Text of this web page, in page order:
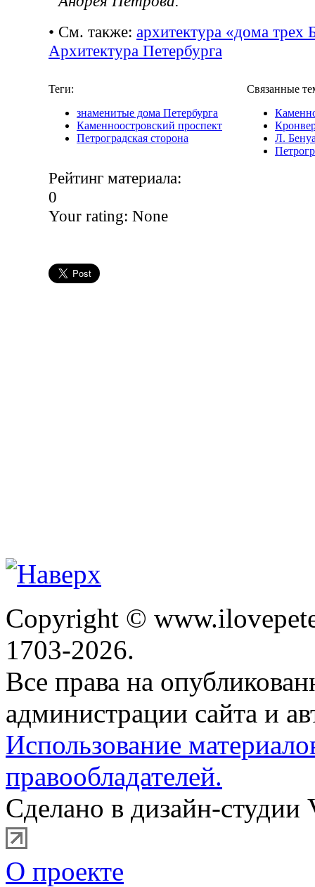
• См. также: архитектура «дома трех
Архитектура Петербурга
Теги:
знаменитые дома Петербурга
Каменноостровский проспект
Петроградская сторона
Связанные
Л.
Рейтинг материала:
0
Your rating: None
Copyright ©
1703-2026.
Все права на
администрации сайта и
Использование
правообладателей.
Сделано в дизайн-студии
О проекте